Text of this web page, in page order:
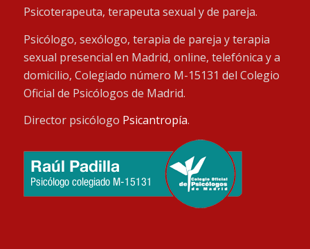
Psicoterapeuta, terapeuta sexual y de pareja.
Psicólogo, sexólogo, terapia de pareja y terapia
sexual presencial en Madrid, online, telefónica y a
domicilio, Colegiado número M-15131 del Colegio
Oficial de Psicólogos de Madrid.
Director psicólogo Psicantropía.